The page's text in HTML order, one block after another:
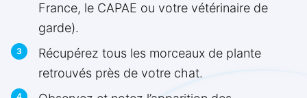
France, le CAPAE ou votre vétérinaire de
garde).
Récupérez tous les morceaux de plante
retrouvés près de votre chat.